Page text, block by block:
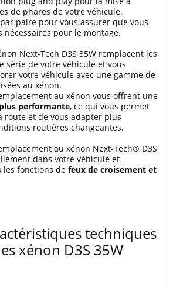
de phares de votre véhicule.
paire pour vous assurer que vous
nécessaires pour le montage.
Next-Tech D3S 35W remplacent les
série de votre véhicule et vous
votre véhicule avec une gamme de
au xénon.
au xénon vous offrent une
performante, ce qui vous permet
route et de vous adapter plus
routières changeantes.
au xénon Next-Tech® D3S
dans votre véhicule et
les fonctions de feux de croisement et
techniques
xénon D3S 35W